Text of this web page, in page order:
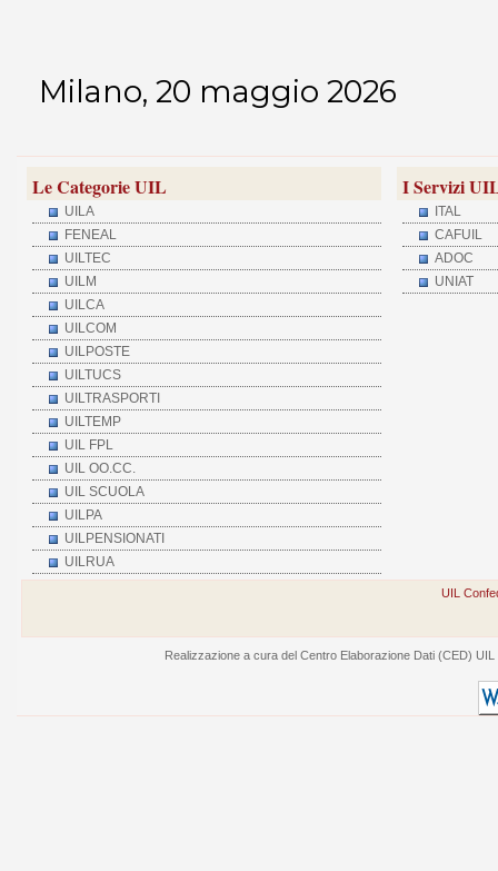
Milano, 20 maggio 2026
Le Categorie UIL
UILA
FENEAL
UILTEC
UILM
UILCA
UILCOM
UILPOSTE
UILTUCS
UILTRASPORTI
UILTEMP
UIL FPL
UIL OO.CC.
UIL SCUOLA
UILPA
UILPENSIONATI
UILRUA
I Servizi
ITAL
CAFUIL
ADOC
UNIAT
UIL
Realizzazione a cura del Centro Elaborazione Dati (CED)